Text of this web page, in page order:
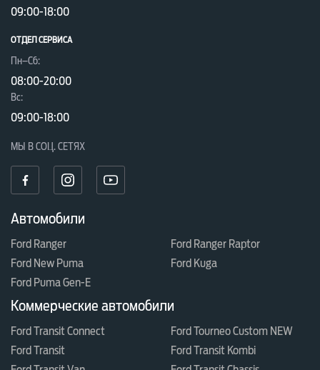
Современные технологии
Tourneo Courier – комфорт и
безопасность на новом уровне
Представьте. Утром вы едете на важную
встречу. Tourneo Courier — идеальный
мобильный офис. В салоне ваш смартфон
мгновенно подключается к мультимедийной
системе SYNC 4 через беспроводную Apple
CarPlay или Android Auto, а сам заряжается на
беспроводной панели. Вся необходимая
сенсорный дисплей (8" в версии Titanium или 12"
в E-Titanium) и цветную цифровую приборную
Вы спокойно ведете переговоры по громкой
связи, пока адаптивный круиз-контроль с
09:00-18:00
ОТДЕЛ CЕРВИСА
Пн–Сб:
08:00-20:00
Вc:
09:00-18:00
МЫ В СОЦ. СЕТЯХ
Автомобили
Ford Ranger
Ford Ranger Raptor
Ford New Puma
Ford Kuga
Ford Puma Gen-E
Коммерческие автомобили
Ford Transit Connect
Ford Tourneo Custom NEW
Ford Transit
Ford Transit Kombi